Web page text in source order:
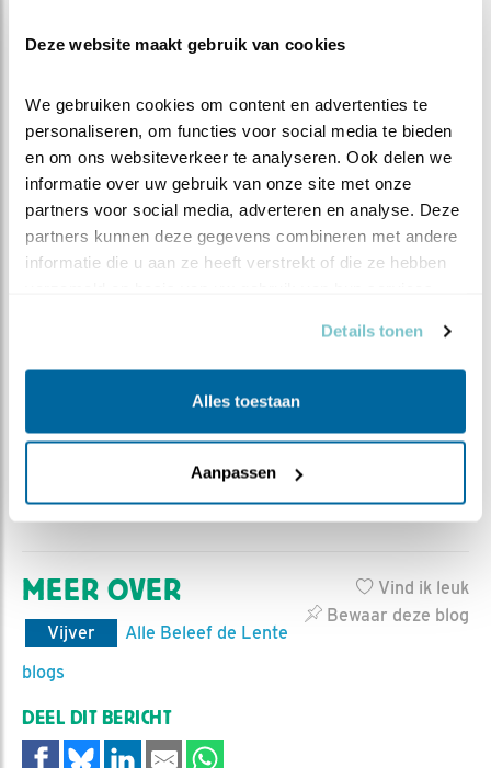
Deze website maakt gebruik van cookies
We gebruiken cookies om content en advertenties te
personaliseren, om functies voor social media te bieden
en om ons websiteverkeer te analyseren. Ook delen we
informatie over uw gebruik van onze site met onze
partners voor social media, adverteren en analyse. Deze
partners kunnen deze gegevens combineren met andere
informatie die u aan ze heeft verstrekt of die ze hebben
Details tonen
Alles toestaan
Aanpassen
Ook het afdekken met gaas van putten, roosters,
klein vogeltje ergens in terecht komt waar hij niet meer
uit weg kan.
En nu weer genieten van alle mooie beelden bij BDL en
deze vijver!
Vind ik leuk
Bewaar deze blog
MEER OVER
Vijver
Alle Beleef de Lente
blogs
DEEL DIT BERICHT